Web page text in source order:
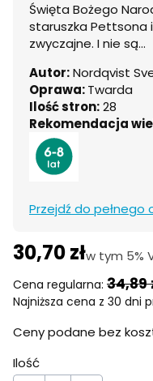
Święta Bożego
staruszka Pettsona
zwyczajne. I nie są...
Autor:Nordqvist
Oprawa:Twarda
Ilość stron:28
Rekomendacja
Przejdź do pełnego
30,70 złw tym 5%
w tym 5%
Cena regularna: 34,89
Najniższa cena z 30 dni
Ceny podane bez
Ilość